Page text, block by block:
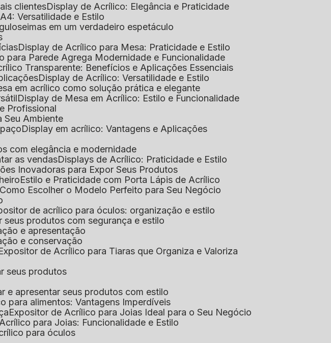
clientes
Display de Acrílico: Elegância e Praticidade
Versatilidade e Estilo
em um verdadeiro espetáculo
Display de Acrílico para Mesa: Praticidade e Estilo
para Parede Agrega Modernidade e Funcionalidade
Transparente: Benefícios e Aplicações Essenciais
Display de Acrílico: Versatilidade e Estilo
em acrílico como solução prática e elegante
Display de Mesa em Acrílico: Estilo e Funcionalidade
Profissional
Seu Ambiente
Display em acrílico: Vantagens e Aplicações
com elegância e modernidade
as vendas
Displays de Acrílico: Praticidade e Estilo
Inovadoras para Expor Seus Produtos
Estilo e Praticidade com Porta Lápis de Acrílico
Escolher o Modelo Perfeito para Seu Negócio
de acrílico para óculos: organização e estilo
seus produtos com segurança e estilo
e apresentação
e conservação
Expositor de Acrílico para Tiaras que Organiza e Valoriza
seus produtos
e apresentar seus produtos com estilo
para alimentos: Vantagens Imperdíveis
Expositor de Acrílico para Joias Ideal para o Seu Negócio
para Joias: Funcionalidade e Estilo
para óculos